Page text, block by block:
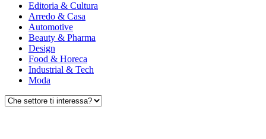
Editoria & Cultura
Arredo & Casa
Automotive
Beauty & Pharma
Design
Food & Horeca
Industrial & Tech
Moda